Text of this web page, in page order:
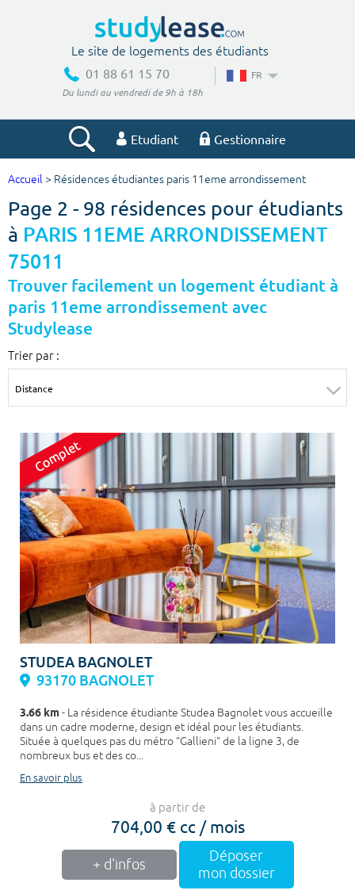
Le site de logements des étudiants
01 88 61 15 70
Du lundi au vendredi de 9h à 18h
FR
Etudiant Gestionnaire
Votre recherche
Ville, école
Budget min Budget max
Surface min
m²
Surface max
m²
Type de location
Colocation
Votre date d'entrée
Chercher
Accueil > Résidences étudiantes paris 11eme arrondissement
Page 2 - 98 résidences pour étudiants
à PARIS 11EME ARRONDISSEMENT
75011
Trouver facilement un logement étudiant à
paris 11eme arrondissement avec
Studylease
Trier par :
STUDEA BAGNOLET
93170 BAGNOLET
3.66 km- La résidence étudiante Studea Bagnolet vous accueille
dans un cadre moderne, design et idéal pour les étudiants.
Située à quelques pas du métro "Gallieni" de la ligne 3, de
nombreux bus et des co...
En savoir plus
à partir de
704,00 € cc / mois
+ d'infos
Déposer
mon dossier